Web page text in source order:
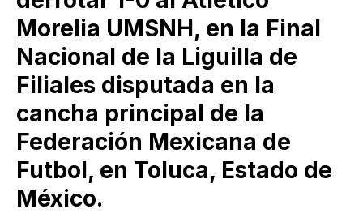
Morelia UMSNH, en la Final
Nacional de la Liguilla de
Filiales disputada en la
cancha principal de la
Federación Mexicana de
Futbol, en Toluca, Estado de
México.